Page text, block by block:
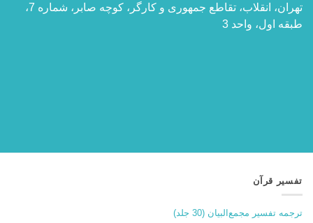
تهران، انقلاب، تقاطع جمهوری و کارگر، کوچه صابر، شماره 7،
طبقه اول، واحد 3
تفسیر قرآن
ترجمه تفسیر مجمع‌البیان (30 جلد)